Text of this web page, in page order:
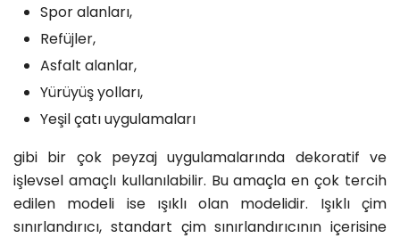
Spor alanları,
Refüjler,
Asfalt alanlar,
Yürüyüş yolları,
Yeşil çatı uygulamaları
gibi bir çok peyzaj uygulamalarında dekoratif ve
işlevsel amaçlı kullanılabilir. Bu amaçla en çok tercih
edilen modeli ise ışıklı olan modelidir. Işıklı çim
sınırlandırıcı, standart çim sınırlandırıcının içerisine